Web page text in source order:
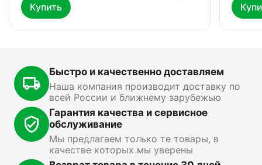
Автохолодильник
15 499 00 ₽ 13 89000 ₽
Показать ещё
Купить
Быстро и качественно доставляем
Наша компания производит доставку по
всей России и ближнему зарубежью
Гарантия качества и сервисное
обслуживание
Мы предлагаем только те товары, в
качестве которых мы уверены